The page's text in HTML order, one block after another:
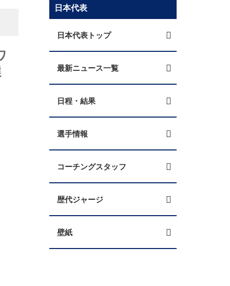
日本代表
日本代表トップ
最新ニュース一覧
日程・結果
選手情報
コーチングスタッフ
歴代ジャージ
壁紙